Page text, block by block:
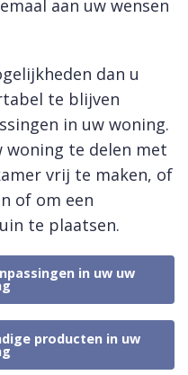
aan uw wensen
dan u
te blijven
in uw woning.
woning te delen met
vrij te maken, of
of om een
te plaatsen.
in uw uw
producten in uw